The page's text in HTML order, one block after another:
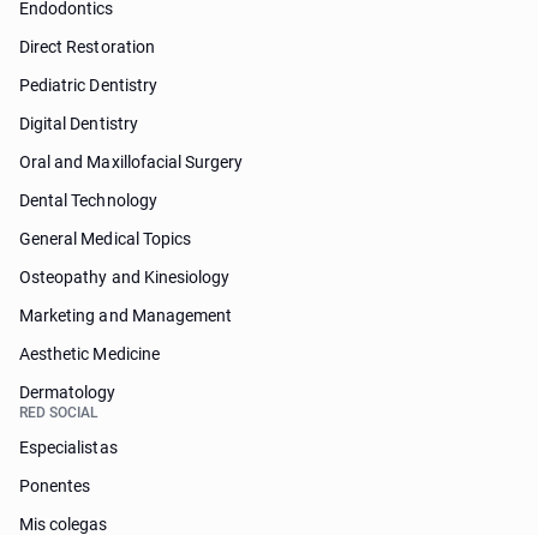
Endodontics
Direct Restoration
Pediatric Dentistry
Digital Dentistry
Oral and Maxillofacial Surgery
Dental Technology
General Medical Topics
Osteopathy and Kinesiology
Marketing and Management
Aesthetic Medicine
Dermatology
RED SOCIAL
Especialistas
Ponentes
Mis colegas